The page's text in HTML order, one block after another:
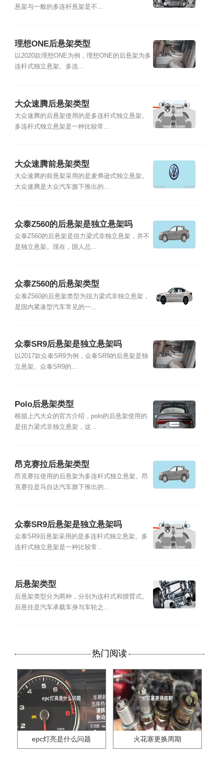
悬架与一般的多连杆悬架是不...
理想ONE后悬架类型
以2020款理想ONE为例，理想ONE的后悬架为多
连杆式独立悬架。多连...
大众速腾后悬架类型
大众速腾的后悬架使用的是多连杆式独立悬架。
多连杆式独立悬架是一种比较常...
大众速腾前悬架类型
大众速腾的前悬架采用的是麦弗逊式独立悬架。
大众速腾是大众汽车旗下推出的...
众泰Z560的后悬架是独立悬架吗
众泰Z560的后悬架是扭力梁式非独立悬架，并不
是独立悬架。现在，国人总...
众泰Z560的后悬架类型
众泰Z560的后悬架类型为扭力梁式非独立悬架，
是国内紧凑型汽车常见的一...
众泰SR9后悬架是独立悬架吗
以2017款众泰SR9为例，众泰SR9的后悬架是独
立悬架。众泰SR9的...
Polo后悬架类型
根据上汽大众的官方介绍，polo的后悬架使用的
是扭力梁式非独立悬架，这...
昂克赛拉后悬架类型
昂克赛拉使用的后悬架为多连杆式独立悬架。昂
克赛拉是马自达汽车旗下推出的...
众泰SR9后悬架是独立悬架吗
众泰SR9后悬架采用的是多连杆式独立悬架。多
连杆式独立悬架是一种比较常...
后悬架类型
后悬架类型分为两种，分别为连杆式和摆臂式。
后悬挂是汽车承载车身与车轮之...
热门阅读
epc灯亮是什么问题 火花塞更换周期